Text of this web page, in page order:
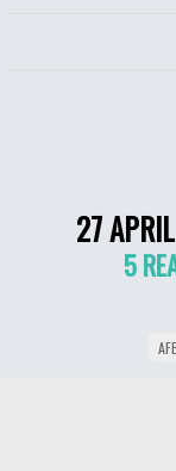
27
5